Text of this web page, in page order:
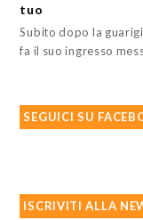
tuo
Subito dopo la
fa il suo ingresso
SEGUICI SU
ISCRIVITI ALLA